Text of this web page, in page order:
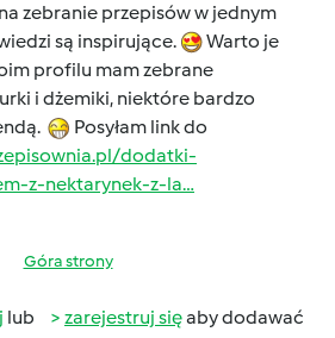
zebranie przepisów w jednym
są inspirujące.
Warto je
profilu mam zebrane
i dżemiki, niektóre bardzo
Posyłam link do
dodatki-
z-nektarynek-z-la…
Góra strony
lub zarejestruj sięaby dodawać